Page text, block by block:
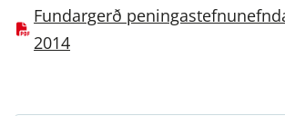
Fundargerð
2014